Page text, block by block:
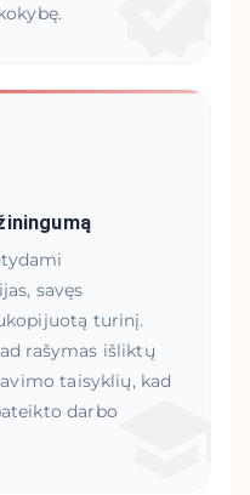
savęs
turinį.
rašymas išliktų
taisyklių, kad
darbo